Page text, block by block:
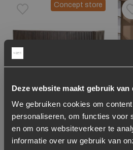
Deze website maakt gebruik van
We gebruiken cookies om
personaliseren, om functies voor
en om ons websiteverkeer te
informatie over uw gebruik van
Concept store
Toevoegen aan verlanglijstje
Verwijderen van verlanglijst
Dressoir Remi
Mangohout en Metaal
170cm – Bruin